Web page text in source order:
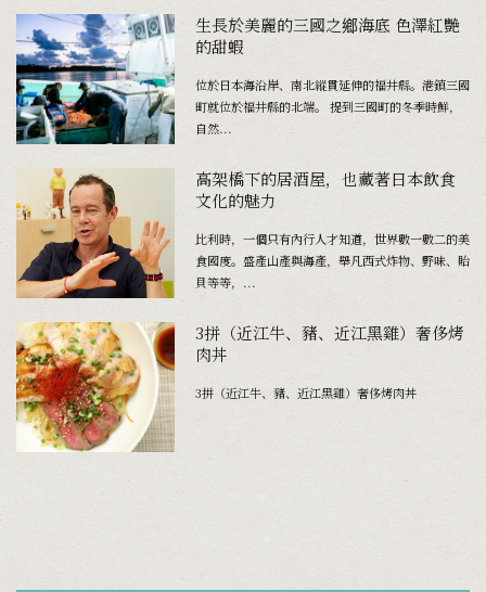
生長於美麗的三國之鄉海底 色澤紅艷
的甜蝦
位於日本海沿岸、南北縱貫延伸的福井縣。港鎮三國
町――就位於福井縣的北端。 提到三國町的冬季時鮮，
自然...
高架橋下的居酒屋，也藏著日本飲食
文化的魅力
比利時，一個只有內行人才知道，世界數一數二的美
食國度。盛產山產與海產，舉凡西式炸物、野味、貽
貝等等，...
3拼（近江牛、豬、近江黑雞）奢侈烤
肉丼
3拼（近江牛、豬、近江黑雞）奢侈烤肉丼